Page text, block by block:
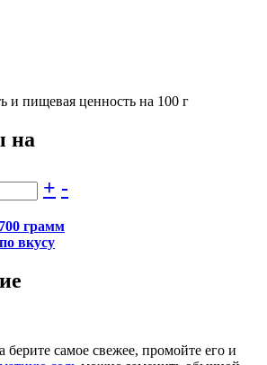
и пищевая ценность на 100 г
на
+ -
700 грамм
по вкусу
самое свежее, промойте его и